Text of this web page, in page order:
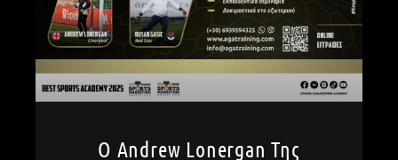
Ο Andrew Lonergan Της